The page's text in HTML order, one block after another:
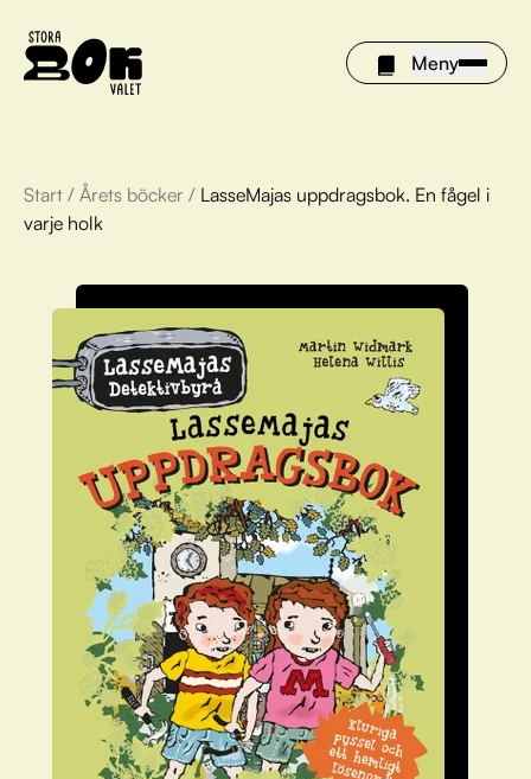
Meny
Årets böcker
Om Stora bokvalet
Olivia tipsar
Vinnare
FAQ
För bibliotek
Start / Årets böcker / LasseMajas uppdragsbok. En fågel i
varje holk